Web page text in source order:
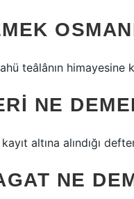
teâlânın
NE
altına alındığı
NE